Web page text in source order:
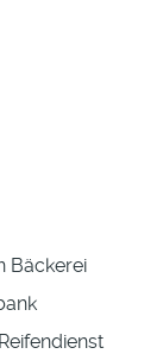
Bäckerei